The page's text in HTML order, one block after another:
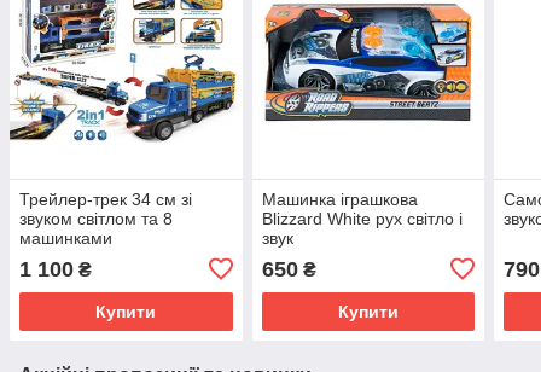
Трейлер-трек 34 см зі
звуком світлом та 8
машинками
1 100 ₴
Купити
Машинка іграшкова
Blizzard White рух світло і
звук
650₴
Купити
790